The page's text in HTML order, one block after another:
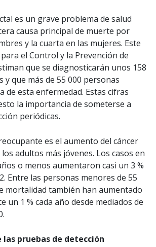
es un grave problema de salud
causa principal de muerte por
y la cuarta en las mujeres. Este
el Control y la Prevención de
que se diagnosticarán unos 158
y que más de 55 000 personas
de esta enfermedad. Estas cifras
la importancia de someterse a
periódicas.
es el aumento del cáncer
adultos más jóvenes. Los casos en
o menos aumentaron casi un 3 %
Entre las personas menores de 55
mortalidad también han aumentado
un 1 % cada año desde mediados de
las pruebas de detección